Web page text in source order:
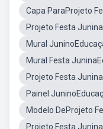
Capa ParaProjeto
Projeto Festa
Mural
Mural Festa
Projeto Festa
Painel
Modelo DeProjeto
Projeto Festa